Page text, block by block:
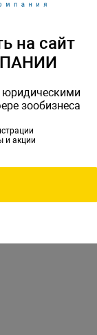
на сайт
зообизнеса
и акции